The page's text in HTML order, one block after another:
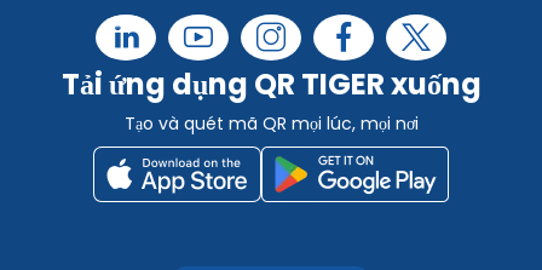
Tải ứng dụng QR TIGER xuống
Tạo và quét mã QR mọi lúc, mọi nơi